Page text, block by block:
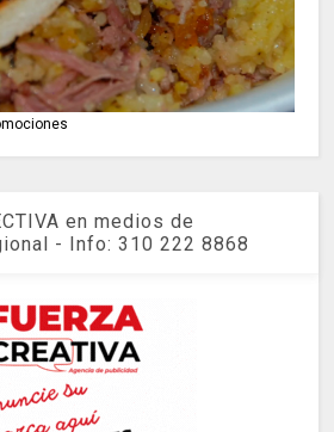
en medios de
- Info: 310 222 8868